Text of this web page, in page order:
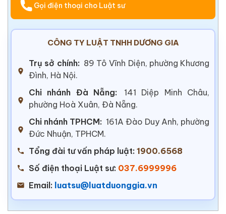
Gọi điện thoại cho Luật sư
CÔNG TY LUẬT TNHH DƯƠNG GIA
Trụ sở chính: 89 Tô Vĩnh Diện, phường Khương
Đình, Hà Nội.
Chi nhánh Đà Nẵng:
141 Diệp Minh Châu,
phường Hoà Xuân, Đà Nẵng.
Chi nhánh TPHCM: 161A Đào Duy Anh, phường
Đức Nhuận, TPHCM.
Tổng đài tư vấn pháp luật: 1900.6568
Số điện thoại Luật sư: 037.6999996
Email: luatsu@luatduonggia.vn